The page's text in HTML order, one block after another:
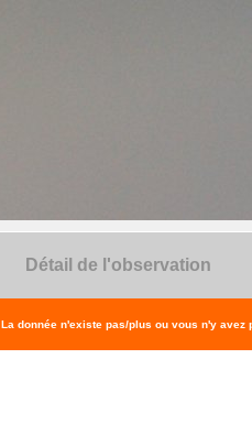
Détail de l'observation
La donnée n'existe pas/plus ou vous n'y avez